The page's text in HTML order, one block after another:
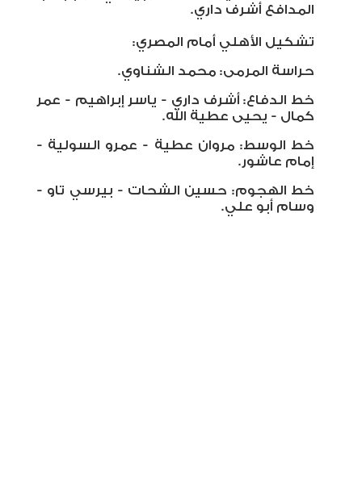
المدافع أشرف داري.
تشكيل الأهلي أمام المصري:
حراسة المرمى: محمد الشناوي.
خط الدفاع: أشرف داري - ياسر إبراهيم - عمر
كمال - يحيى عطية الله.
خط الوسط: مروان عطية - عمرو السولية -
إمام عاشور.
خط الهجوم: حسين الشحات - بيرسي تاو -
وسام أبو علي.